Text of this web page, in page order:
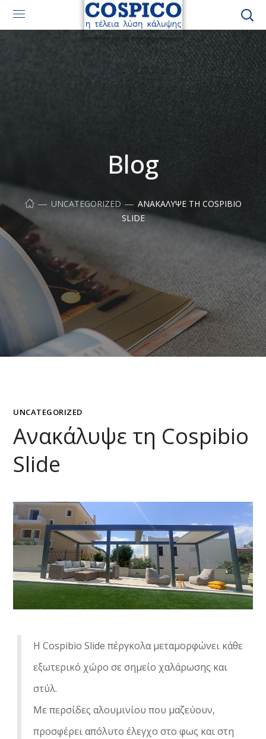
Blog
UNCATEGORIZED
ΑΝΑΚΆΛΥΨΕ ΤΗ COSPIBIO
SLIDE
UNCATEGORIZED
Ανακάλυψε τη Cospibio
Slide
Η Cospibio Slide πέργκολα μεταμορφώνει κάθε
εξωτερικό χώρο σε σημείο χαλάρωσης και
στύλ.
Με περσίδες αλουμινίου που μαζεύουν,
προσφέρει απόλυτο έλεγχο στο φως και στη